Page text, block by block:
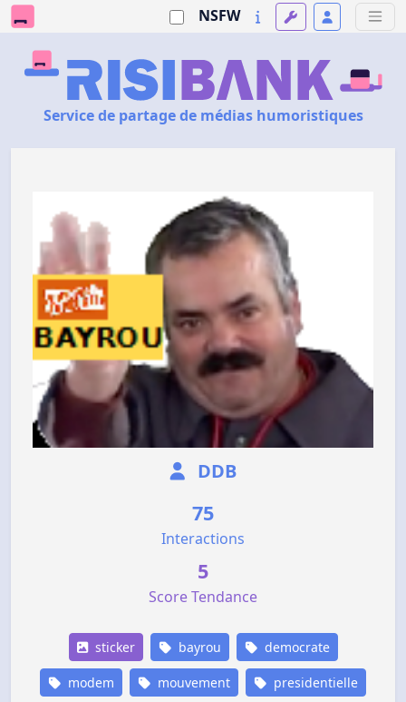
NSFW
Service de partage de médias humoristiques
DDB
75
Interactions
5
Score Tendance
sticker bayrou democrate
modem mouvement presidentielle